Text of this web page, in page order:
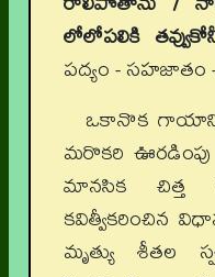
లోలోపలికి
పద్యం - సహజాతం
ఒకానొక
మరొకరి
మానసిక చిత్త
కవిత్వీకరించిన
మృత్యు శీతల